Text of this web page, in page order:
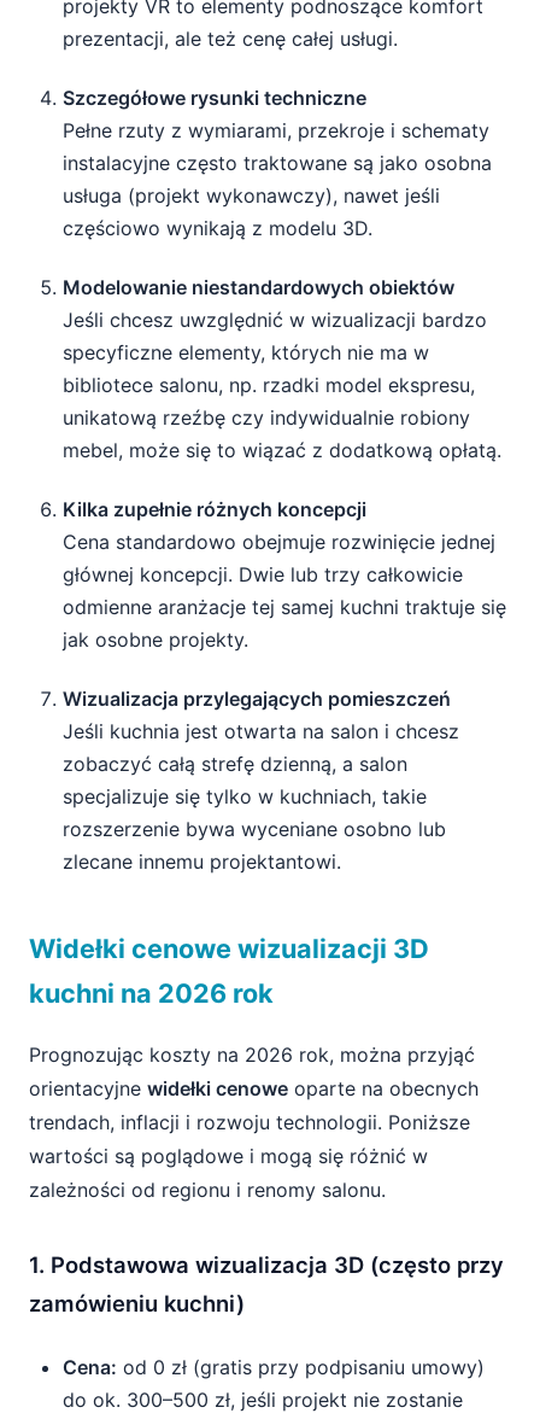
projekty VR to elementy podnoszące komfort
prezentacji, ale też cenę całej usługi.
Szczegółowe rysunki techniczne
Pełne rzuty z wymiarami, przekroje i schematy
instalacyjne często traktowane są jako osobna
usługa (projekt wykonawczy), nawet jeśli
częściowo wynikają z modelu 3D.
Modelowanie niestandardowych obiektów
Jeśli chcesz uwzględnić w wizualizacji bardzo
specyficzne elementy, których nie ma w
bibliotece salonu, np. rzadki model ekspresu,
unikatową rzeźbę czy indywidualnie robiony
mebel, może się to wiązać z dodatkową opłatą.
Kilka zupełnie różnych koncepcji
Cena standardowo obejmuje rozwinięcie jednej
głównej koncepcji. Dwie lub trzy całkowicie
odmienne aranżacje tej samej kuchni traktuje się
jak osobne projekty.
Wizualizacja przylegających pomieszczeń
Jeśli kuchnia jest otwarta na salon i chcesz
zobaczyć całą strefę dzienną, a salon
specjalizuje się tylko w kuchniach, takie
rozszerzenie bywa wyceniane osobno lub
zlecane innemu projektantowi.
Widełki cenowe wizualizacji 3D
kuchni na 2026 rok
Prognozując koszty na 2026 rok, można przyjąć
orientacyjne widełki cenowe oparte na obecnych
trendach, inflacji i rozwoju technologii. Poniższe
wartości są poglądowe i mogą się różnić w
zależności od regionu i renomy salonu.
1. Podstawowa wizualizacja 3D (często przy
zamówieniu kuchni)
Cena: od 0 zł (gratis przy podpisaniu umowy)
do ok. 300–500 zł, jeśli projekt nie zostanie